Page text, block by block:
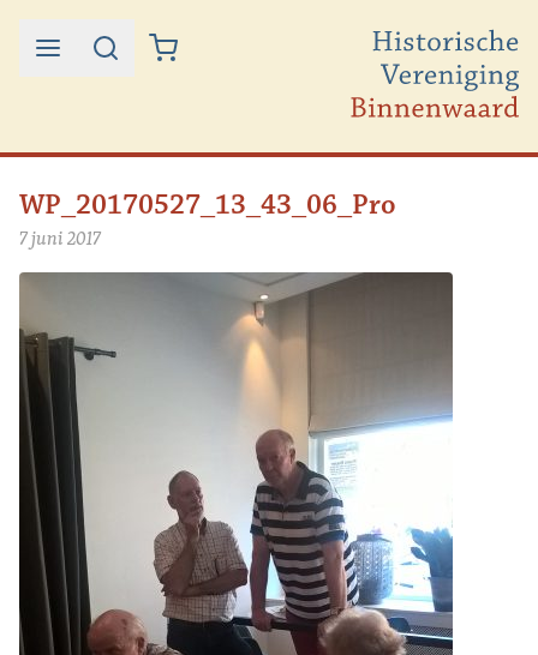
Ga naar de inhoud
WP_20170527_13_43_06_Pro
7 juni 2017